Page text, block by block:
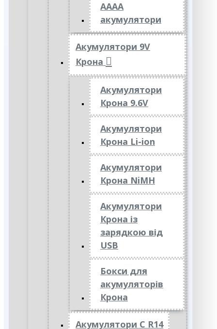
АААА
акумулятори
Акумулятори 9V
Крона
Акумулятори
Крона 9.6V
Акумулятори
Крона Li-ion
Акумулятори
Крона NiMH
Акумулятори
Крона із
зарядкою від
USB
Бокси для
акумуляторів
Крона
Акумулятори C R14